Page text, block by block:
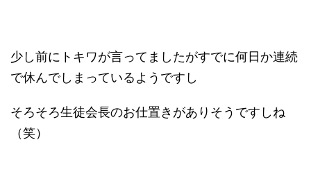
少し前にトキワが言ってましたがすでに何日か連続
で休んでしまっているようですし
そろそろ生徒会長のお仕置きがありそうですしね
（笑）